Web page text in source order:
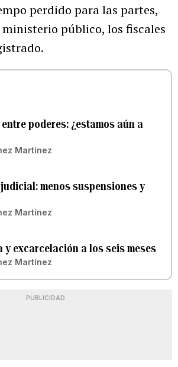
perdido para las partes,
público, los fiscales
poderes: ¿estamos aún a
Martínez
judicial: menos suspensiones y
Martínez
y excarcelación a los seis meses
Martínez
PUBLICIDAD